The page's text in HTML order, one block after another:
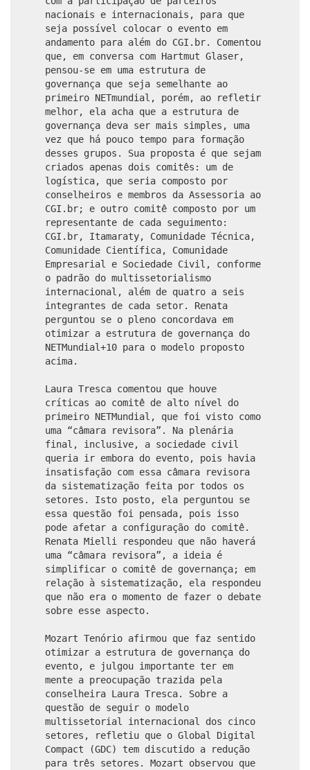
nacionais e internacionais, para que
seja possível colocar o evento em
andamento para além do CGI.br. Comentou
que, em conversa com Hartmut Glaser,
pensou-se em uma estrutura de
governança que seja semelhante ao
primeiro NETmundial, porém, ao refletir
melhor, ela acha que a estrutura de
governança deva ser mais simples, uma
vez que há pouco tempo para formação
desses grupos. Sua proposta é que sejam
criados apenas dois comitês: um de
logística, que seria composto por
conselheiros e membros da Assessoria ao
CGI.br; e outro comitê composto por um
representante de cada seguimento:
CGI.br, Itamaraty, Comunidade Técnica,
Comunidade Científica, Comunidade
Empresarial e Sociedade Civil, conforme
o padrão do multissetorialismo
internacional, além de quatro a seis
integrantes de cada setor. Renata
perguntou se o pleno concordava em
otimizar a estrutura de governança do
NETMundial+10 para o modelo proposto
acima.
Laura Tresca comentou que houve
críticas ao comitê de alto nível do
primeiro NETMundial, que foi visto como
uma “câmara revisora”. Na plenária
final, inclusive, a sociedade civil
queria ir embora do evento, pois havia
insatisfação com essa câmara revisora
da sistematização feita por todos os
setores. Isto posto, ela perguntou se
essa questão foi pensada, pois isso
pode afetar a configuração do comitê.
Renata Mielli respondeu que não haverá
uma “câmara revisora”, a ideia é
simplificar o comitê de governança; em
relação à sistematização, ela respondeu
que não era o momento de fazer o debate
sobre esse aspecto.
Mozart Tenório afirmou que faz sentido
otimizar a estrutura de governança do
evento, e julgou importante ter em
mente a preocupação trazida pela
conselheira Laura Tresca. Sobre a
questão de seguir o modelo
multissetorial internacional dos cinco
setores, refletiu que o Global Digital
Compact (GDC) tem discutido a redução
para três setores. Mozart observou que